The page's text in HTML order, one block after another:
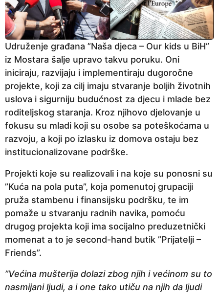
Udruženje građana ”Naša djeca – Our kids u BiH”
iz Mostara šalje upravo takvu poruku. Oni
iniciraju, razvijaju i implementiraju dugoročne
projekte, koji za cilj imaju stvaranje boljih životnih
uslova i sigurniju budućnost za djecu i mlade bez
roditeljskog staranja. Kroz njihovo djelovanje u
fokusu su mladi koji su osobe sa poteškoćama u
razvoju, a koji po izlasku iz domova ostaju bez
institucionalizovane podrške.
Projekti koje su realizovali i na koje su ponosni su
”Kuća na pola puta”, koja pomenutoj grupaciji
pruža stambenu i finansijsku podršku, te im
pomaže u stvaranju radnih navika, pomoću
drugog projekta koji ima socijalno preduzetnički
momenat a to je second-hand butik ”Prijatelji –
Friends”.
”Većina mušterija dolazi zbog njih i većinom su to
nasmijani ljudi, a i one tako utiču na njih da ljudi